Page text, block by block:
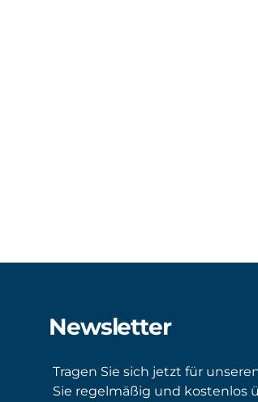
Newsletter
Tragen Sie sich jetzt für
Sie regelmäßig und kostenlos